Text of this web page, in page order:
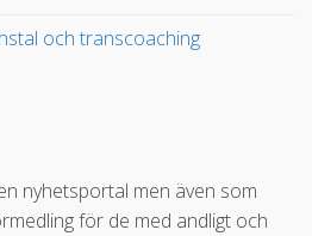
och transcoaching
nyhetsportal men även som
för de med andligt och